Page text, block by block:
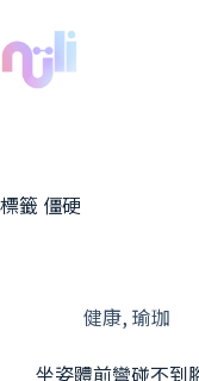
標籤 僵硬
健康, 瑜珈
坐姿體前彎碰不到